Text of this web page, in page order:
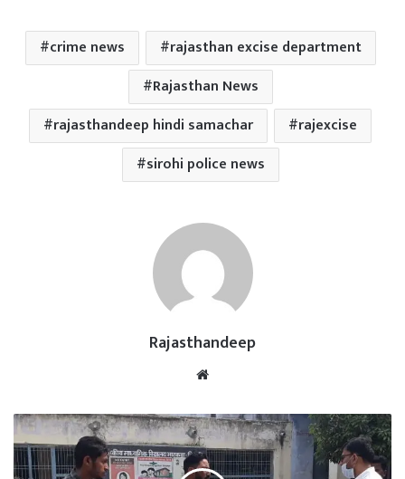
crime news
rajasthan excise department
Rajasthan News
rajasthandeep hindi samachar
rajexcise
sirohi police news
Rajasthandeep